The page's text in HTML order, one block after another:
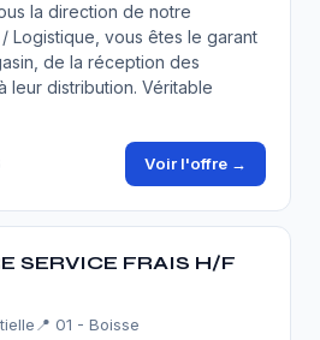
la direction de notre
Logistique, vous êtes le garant
de la réception des
leur distribution. Véritable
Voir l'offre →
SERVICE FRAIS H/F
📍 01 - Boisse